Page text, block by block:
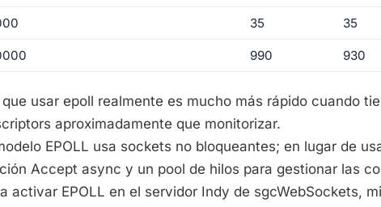
35 35
990 930
que usar epoll realmente es mucho más rápido cuando
aproximadamente que monitorizar.
EPOLL usa sockets no bloqueantes; en lugar de
Accept async y un pool de hilos para gestionar las
activar EPOLL en el servidor Indy de sgcWebSockets,